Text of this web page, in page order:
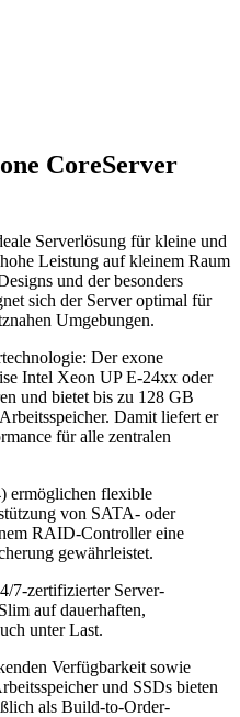
CoreServer
Serverlösung für kleine und
Leistung auf kleinem Raum
und der besonders
sich der Server optimal für
Umgebungen.
Der exone
Intel Xeon UP E-24xx oder
und bietet bis zu 128 GB
Damit liefert er
für alle zentralen
ermöglichen flexible
von SATA- oder
RAID-Controller eine
gewährleistet.
7-zertifizierter Server-
auf dauerhaften,
unter Last.
Verfügbarkeit sowie
und SSDs bieten
als Build-to-Order-